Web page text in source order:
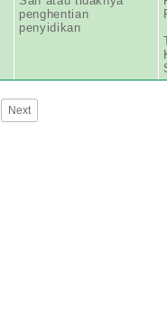
penghentian
penyidikan
Next